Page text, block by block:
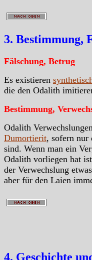
3. Bestimmung,
Fälschung, Betrug
Es existieren
die den Odalith
Bestimmung,
Odalith
Dumortierit, sofern nur
sind. Wenn man ein
Odalith vorliegen hat
der Verwechslung
aber für den Laien
4. Geschichte